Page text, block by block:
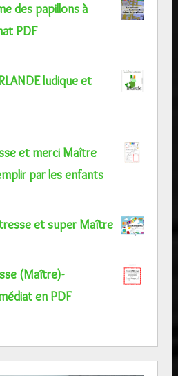
des papillons à
PDF
ludique et
et merci Maître
par les enfants
et super Maître
(Maître)-
en PDF